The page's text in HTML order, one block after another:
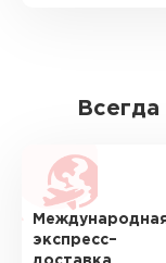
Всегда
экспресс–